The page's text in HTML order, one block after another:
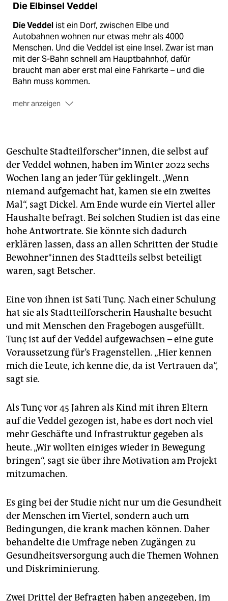
Die Elbinsel Veddel
Die Veddel ist ein Dorf, zwischen Elbe und
Autobahnen wohnen nur etwas mehr als 4000
Menschen. Und die Veddel ist eine Insel. Zwar ist man
mit der S-Bahn schnell am Hauptbahnhof, dafür
braucht man aber erst mal eine Fahrkarte – und die
Bahn muss kommen.
mehr anzeigen
medizinische Versorgung und Sozialberatung.
Mittlerweile hat sie drei Standorte im Stadtteil.
Geschulte Stadteilforscher*in­nen, die selbst auf
der Veddel wohnen, haben im Winter 2022 sechs
Wochen lang an jeder Tür geklingelt. „Wenn
niemand aufgemacht hat, kamen sie ein zweites
Mal“, sagt Dickel. Am Ende wurde ein Viertel aller
Haushalte befragt. Bei solchen Studien ist das eine
hohe Antwortrate. Sie könnte sich dadurch
erklären lassen, dass an allen Schritten der Studie
Be­woh­ne­r*in­nen des Stadtteils selbst beteiligt
waren, sagt Betscher.
Eine von ihnen ist Sati Tunç. Nach einer Schulung
hat sie als Stadtteilforscherin Haushalte besucht
und mit Menschen den Fragebogen ausgefüllt.
Tunç ist auf der Veddel aufgewachsen – eine gute
Voraussetzung für’s Fragenstellen. „Hier kennen
mich die Leute, ich kenne die, da ist Vertrauen da“,
sagt sie.
Als Tunç vor 45 Jahren als Kind mit ihren Eltern
auf die Veddel gezogen ist, habe es dort noch viel
mehr Geschäfte und Infrastruktur gegeben als
heute. „Wir wollten einiges wieder in Bewegung
bringen“, sagt sie über ihre Motivation am Projekt
mitzumachen.
Es ging bei der Studie nicht nur um die Gesundheit
der Menschen im Viertel, sondern auch um
Bedingungen, die krank machen können. Daher
behandelte die Umfrage neben Zugängen zu
Gesundheitsversorgung auch die Themen Wohnen
und Diskriminierung.
Zwei Drittel der Befragten haben angegeben, im